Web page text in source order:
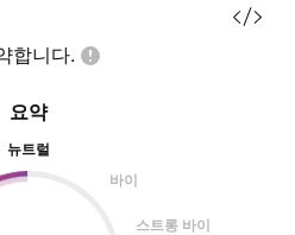
합니다.
요약
뉴트럴
바이
스트롱 바이